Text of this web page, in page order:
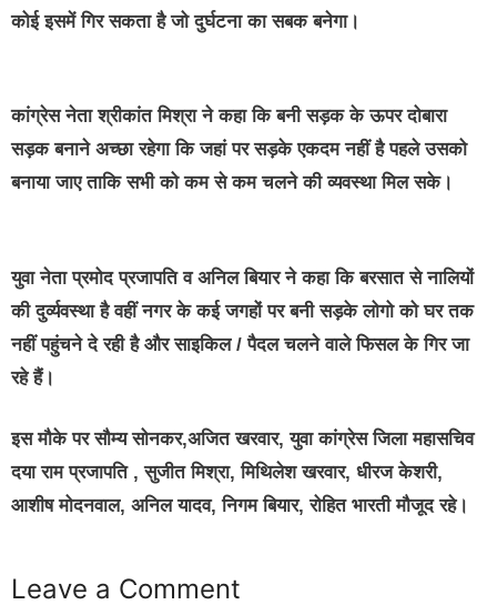
कोई इसमें गिर सकता है जो दुर्घटना का सबक बनेगा।
कांग्रेस नेता श्रीकांत मिश्रा ने कहा कि बनी सड़क के ऊपर दोबारा
सड़क बनाने अच्छा रहेगा कि जहां पर सड़के एकदम नहीं है पहले उसको
बनाया जाए ताकि सभी को कम से कम चलने की व्यवस्था मिल सके।
युवा नेता प्रमोद प्रजापति व अनिल बियार ने कहा कि बरसात से नालियों
की दुर्व्यवस्था है वहीं नगर के कई जगहों पर बनी सड़के लोगो को घर तक
नहीं पहुंचने दे रही है और साइकिल / पैदल चलने वाले फिसल के गिर जा
रहे हैं।
इस मौके पर सौम्य सोनकर,अजित खरवार, युवा कांग्रेस जिला महासचिव
दया राम प्रजापति , सुजीत मिश्रा, मिथिलेश खरवार, धीरज केशरी,
आशीष मोदनवाल, अनिल यादव, निगम बियार, रोहित भारती मौजूद रहे।
Leave a Comment